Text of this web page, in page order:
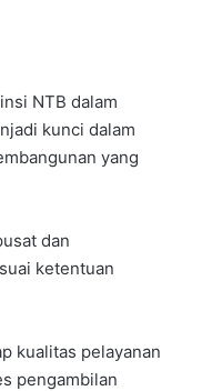
NTB dalam
kunci dalam
yang
dan
ketentuan
kualitas pelayanan
pengambilan